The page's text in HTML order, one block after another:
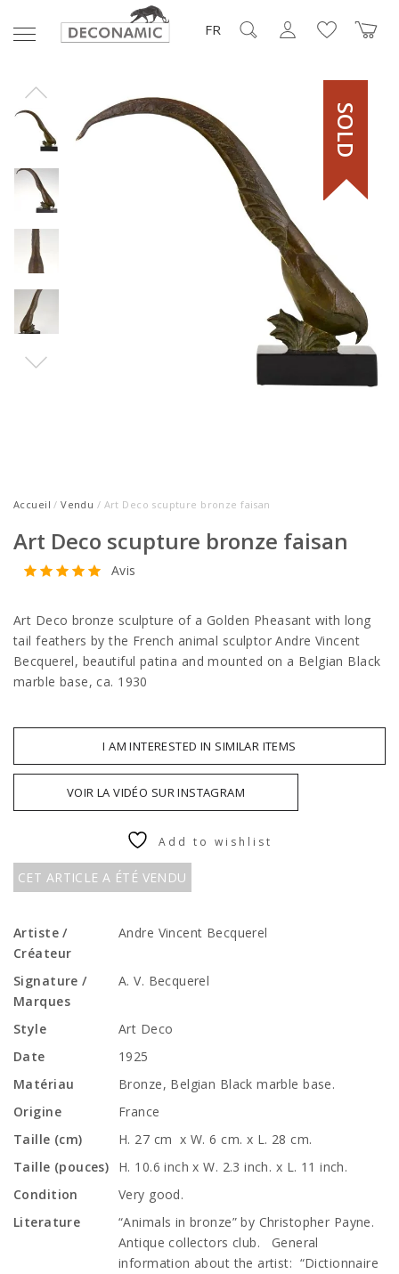
FR
SOLD
Accueil /Vendu / Art Deco scupture bronze faisan
Art Deco scupture bronze faisan
Avis
Art Deco bronze sculpture of a Golden Pheasant with long
tail feathers by the French animal sculptor Andre Vincent
Becquerel, beautiful patina and mounted on a Belgian Black
marble base, ca. 1930
I AM INTERESTED IN SIMILAR ITEMS
CET ARTICLE A ÉTÉ VENDU
VOIR LA VIDÉO SUR INSTAGRAM
Add to wishlist
Artiste /
Créateur
Andre Vincent Becquerel
Signature /
Marques
A. V. Becquerel
Style
Art Deco
Date
1925
Matériau
Bronze, Belgian Black marble base.
Origine
France
Taille (cm)
H. 27 cm x W. 6 cm. x L. 28 cm.
Taille (pouces)
H. 10.6 inch x W. 2.3 inch. x L. 11 inch.
Condition
Very good.
Literature
“Animals in bronze” by Christopher Payne.
Antique collectors club. General
information about the artist: “Dictionnaire